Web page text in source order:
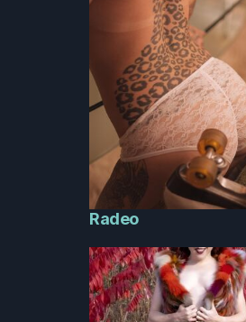
Radeo